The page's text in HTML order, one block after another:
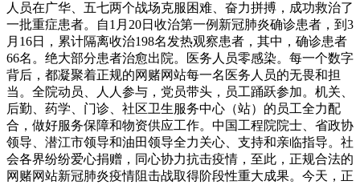
人员在广华、五七两个战场克服困难、奋力拼搏， 成功救治了
一批重症患者。
自1月20日收治第一例新冠肺炎确诊患者，到3
月16日，累计隔离收治198名发热观察患者，其中，确诊患者
66名。绝大部分患者治愈出院。 医务人员零感染。 每一个数字
背后，都凝聚着正规的网赌网站每一名医务人员的无畏和担
当。全院动员、人人参与，党员带头，员工踊跃参加。机关、
后勤、药学、门诊、社区卫生服务中心（站）的员工全力配
合，做好服务保障和物资供应工作。 中国工程院院士、省政协
领导、潜江市领导和油田领导全力关心、支持和亲临指导。社
会各界纷纷爱心捐赠，同心协力抗击疫情，至此，正规合法的
网赌网站新冠肺炎疫情阻击战取得阶段性重大成果。 今天，正